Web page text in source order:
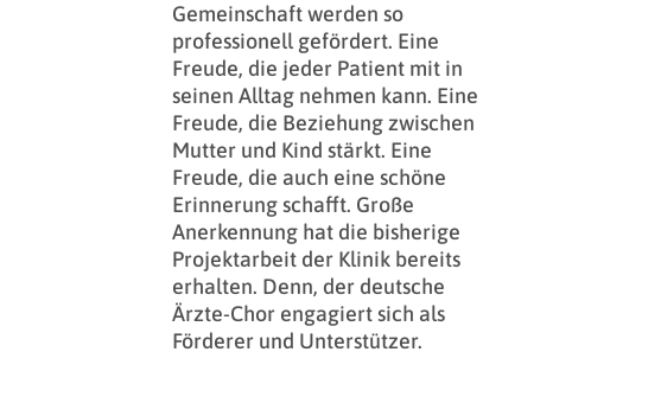
Gemeinschaft werden so
professionell gefördert. Eine
Freude, die jeder Patient mit in
seinen Alltag nehmen kann. Eine
Freude, die Beziehung zwischen
Mutter und Kind stärkt. Eine
Freude, die auch eine schöne
Erinnerung schafft. Große
Anerkennung hat die bisherige
Projektarbeit der Klinik bereits
erhalten. Denn, der deutsche
Ärzte-Chor engagiert sich als
Förderer und Unterstützer.